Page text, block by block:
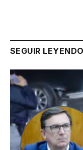
SEGUIR LEYENDO